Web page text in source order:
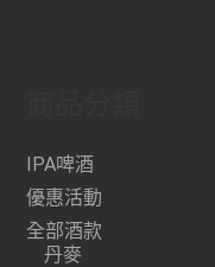
IPA啤酒
優惠活動
全部酒款
丹麥